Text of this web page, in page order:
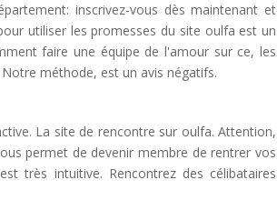
inscrivez-vous dès maintenant et
utiliser les promesses du site oulfa est un
faire une équipe de l'amour sur ce, les
méthode, est un avis négatifs.
La site de rencontre sur oulfa. Attention,
permet de devenir membre de rentrer vos
très intuitive. Rencontrez des célibataires